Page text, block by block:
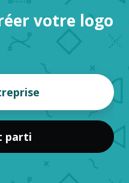
votre logo
parti